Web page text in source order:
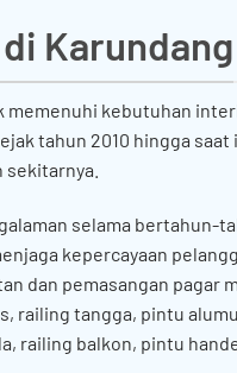
Karundang
memenuhi kebutuhan
tahun 2010 hingga
selama bertahun-
kepercayaan
dan pemasangan pagar
railing tangga, pintu
railing balkon, pintu